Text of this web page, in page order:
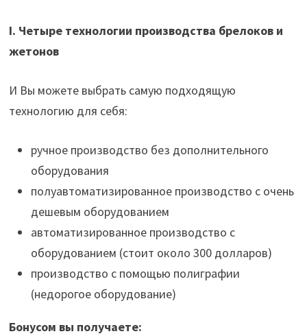
I. Четыре технологии производства брелоков и
жетонов
И Вы можете выбрать самую подходящую
технологию для себя:
ручное производство без дополнительного
оборудования
полуавтоматизированное производство с очень
дешевым оборудованием
автоматизированное производство с
оборудованием (стоит около 300 долларов)
производство с помощью полиграфии
(недорогое оборудование)
Бонусом вы получаете: